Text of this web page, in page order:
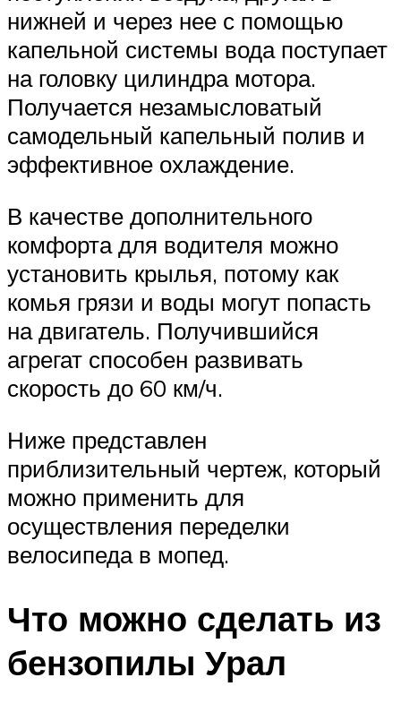
нижней и через нее с помощью
капельной системы вода поступает
на головку цилиндра мотора.
Получается незамысловатый
самодельный капельный полив и
эффективное охлаждение.
В качестве дополнительного
комфорта для водителя можно
установить крылья, потому как
комья грязи и воды могут попасть
на двигатель. Получившийся
агрегат способен развивать
скорость до 60 км/ч.
Ниже представлен
приблизительный чертеж, который
можно применить для
осуществления переделки
велосипеда в мопед.
Что можно сделать из
бензопилы Урал